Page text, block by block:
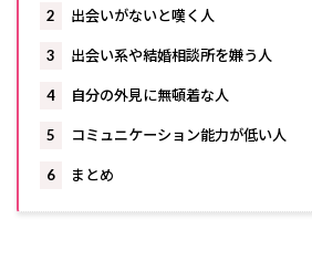
2 出会いがないと嘆く人
3 出会い系や結婚相談所を嫌う人
4 自分の外見に無頓着な人
5 コミュニケーション能力が低い人
6 まとめ